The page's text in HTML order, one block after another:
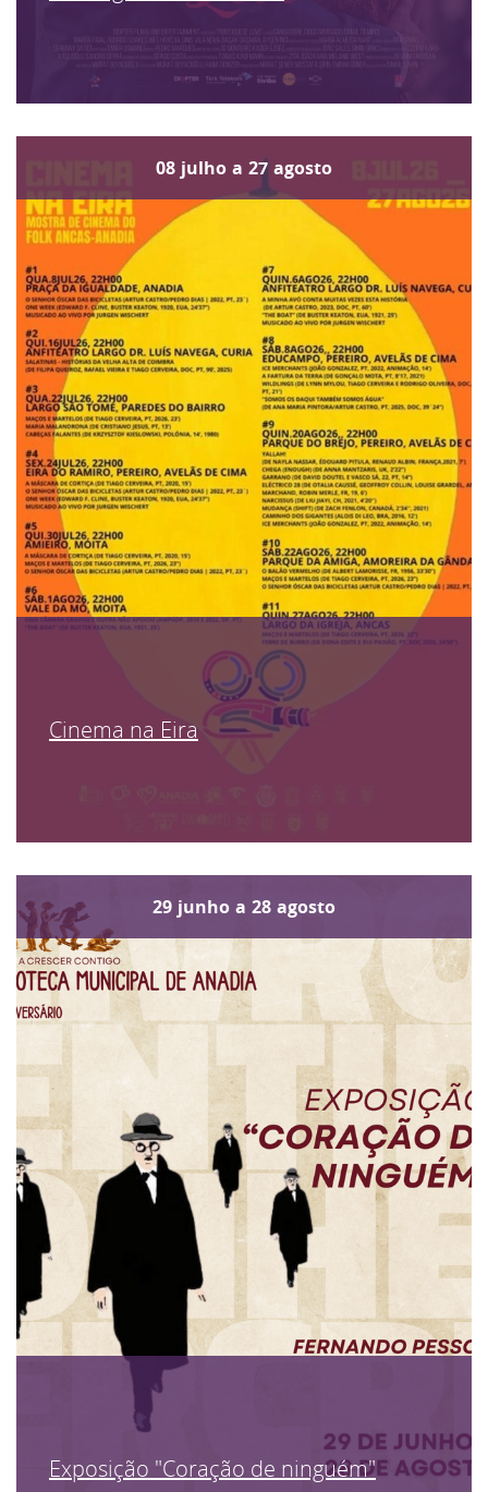
08 julho a 27 agosto
Cinema na Eira
29 junho a 28 agosto
Exposição "Coração de ninguém"